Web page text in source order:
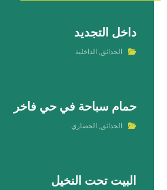
داخل التجديد
الحدائق, الداخلية
حمام سباحة في حي فاخر
الحدائق, الحضاري
البيت تحت النخيل